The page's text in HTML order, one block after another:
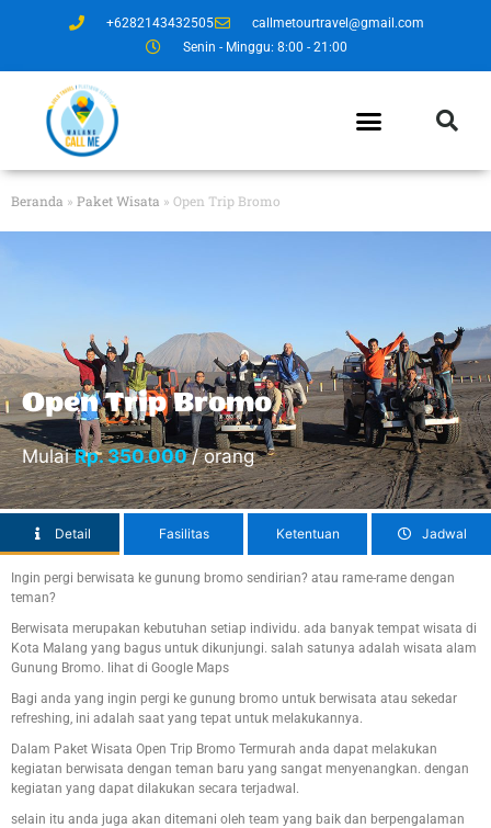
+6282143432505
callmetourtravel@gmail.com
Senin - Minggu: 8:00 - 21:00
Beranda » Paket Wisata » Open Trip Bromo
Open Trip Bromo
MulaiRp. 350.000/ orang
Detail Fasilitas Ketentuan Jadwal
Ingin pergi berwisata ke gunung bromo sendirian? atau rame-rame dengan
teman?
Berwisata merupakan kebutuhan setiap individu. ada banyak tempat wisata di
Kota Malang yang bagus untuk dikunjungi. salah satunya adalah wisata alam
Gunung Bromo. lihat di Google Maps
Bagi anda yang ingin pergi ke gunung bromo untuk berwisata atau sekedar
refreshing, ini adalah saat yang tepat untuk melakukannya.
Dalam Paket Wisata Open Trip Bromo Termurah anda dapat melakukan
kegiatan berwisata dengan teman baru yang sangat menyenangkan. dengan
kegiatan yang dapat dilakukan secara terjadwal.
selain itu anda juga akan ditemani oleh team yang baik dan berpengalaman